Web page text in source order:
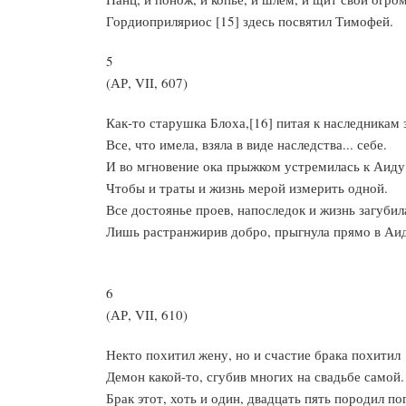
Гордиоприляриос [15] здесь посвятил Тимофей.
5
(АР, VII, 607)
Как-то старушка Блоха,[16] питая к наследникам
Все, что имела, взяла в виде наследства... себе.
И во мгновение ока прыжком устремилась к
Чтобы и траты и жизнь мерой измерить одной.
Все достоянье проев, напоследок и жизнь
Лишь растранжирив добро, прыгнула прямо в
6
(АР, VII, 610)
Некто похитил жену, но и счастие брака похитил
Демон какой-то, сгубив многих на свадьбе самой.
Брак этот, хоть и один, двадцать пять породил